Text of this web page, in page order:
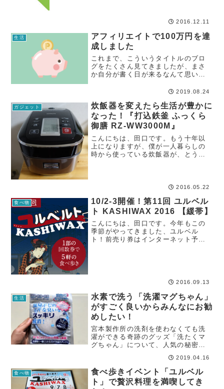
慌ただしい生活を送っていますが、
2016.12.11
生活
アフィリエイトで100万円を達
成しました
これまで、こういうタイトルのブロ
グをたくさん見てきましたが、まさ
か自分が書く日が来るなんて思いま
っての100万円達成は、ミュージシャ
の節目だと感じており、だから皆さ
ん記念の報告...
2019.08.24
ガジェット
炊飯器を変えたら生活が豊かに
なった！『打込鉄釜 ふっくら
御膳 RZ-WW3000M』
こんにちは、田口です。もう十年以
上になりますが、僕が一人暮らしの
時から使っている炊飯器が、とうと
2016.05.22
食べ物
10/2-3開催！第11回 ユルベル
ト KASHIWAX 2016 【緩帯】
こんにちは、田口です。今年もこの
季節がやってきました、ユルベル
ト！前売り券はインターネット予約
2016.09.13
生活
水素で洗う「洗濯マグちゃん」
がすごく良いからみんなにお勧
めしたい！
宮本製作所の洗剤を使わなくても洗
濯ができる奇跡のグッズ「洗たくマ
グちゃん」について、人気の秘密と
ゃんの効果、おすすめの使い方、お
手入れ・メンテナンス方法について
も解説しています。
2019.04.16
食べ物
食べ歩きイベント「ユルベル
ト」で贅沢料理を満喫してき